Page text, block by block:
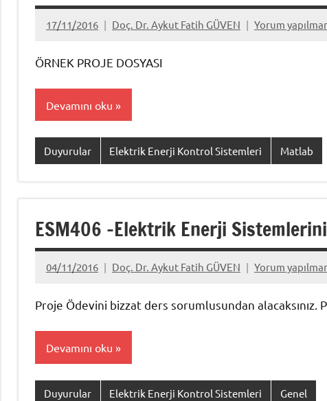
17/11/2016 Doç. Dr. Aykut Fatih GÜVEN Yorum
ÖRNEK PROJE DOSYASI
Devamını oku
Duyurular Elektrik Enerji Kontrol Sistemleri Matlab
ESM406 -Elektrik Enerji
04/11/2016 Doç. Dr. Aykut Fatih GÜVEN Yorum
Proje Ödevini bizzat ders sorumlusundan alacaksınız.
Devamını oku
Duyurular Elektrik Enerji Kontrol Sistemleri Genel